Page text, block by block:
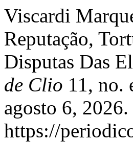
Viscardi
Reputação,
Disputas Das
de Clio 11, no.
agosto 6, 2026.
https://